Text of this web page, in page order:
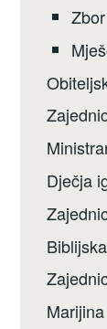
Dječja